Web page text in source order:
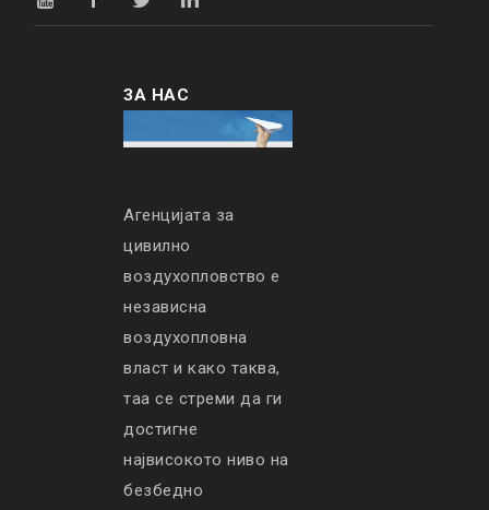
ЗА НАС
Агенцијата за
цивилно
воздухопловство е
независна
воздухопловна
власт и како таква,
таа се стреми да ги
достигне
највисокото ниво на
безбедно